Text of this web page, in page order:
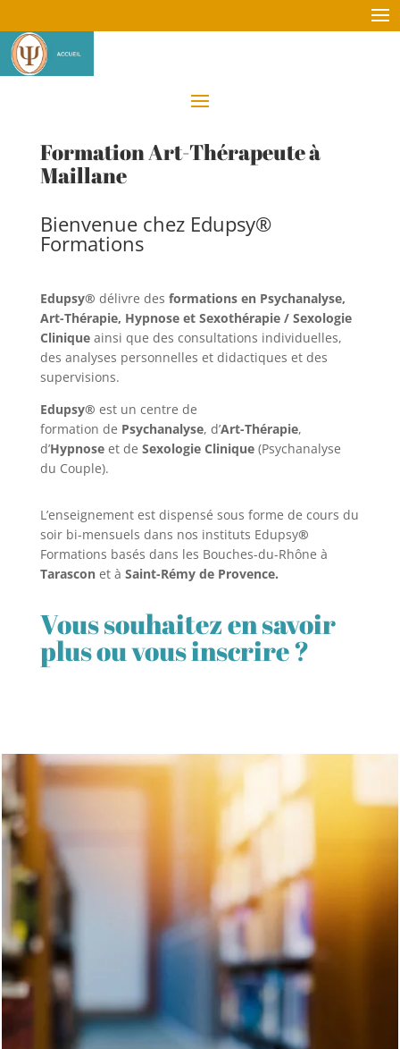
Formation Art-Thérapeute à
Maillane
Bienvenue chez Edupsy®
Formations
Edupsy® délivre des formations en Psychanalyse,
Art-Thérapie, Hypnose et Sexothérapie / Sexologie
Cliniqueainsi que des consultations individuelles,
des analyses personnelles et didactiques et des
supervisions.
Edupsy® est un centre de
formation de Psychanalyse, d’Art-Thérapie,
d’Hypnoseet de Sexologie Clinique(Psychanalyse
du Couple).
L’enseignement est dispensé sous forme de cours du
soir bi-mensuels dans nos instituts Edupsy®
Formations basés dans les Bouches-du-Rhône à
Tarasconet à Saint-Rémy de Provence.
Vous souhaitez en savoir
plus ou vous inscrire ?